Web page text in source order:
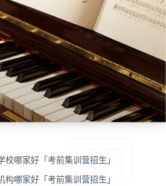
哪家好「考前集训营招生」
哪家好「考前集训营招生」